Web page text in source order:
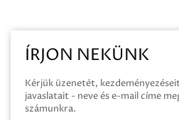
ÍRJON NEKÜNK
Kérjük üzenetét,
javaslatait - neve és e-mail címe
számunkra.